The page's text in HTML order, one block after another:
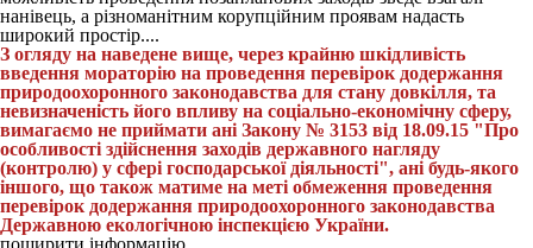
нанівець, а різноманітним корупційним проявам надасть
широкий простір....
З огляду на наведене вище, через крайню шкідливість
введення мораторію на проведення перевірок додержання
природоохоронного законодавства для стану довкілля, та
невизначеність його впливу на соціально-економічну сферу,
вимагаємо не приймати ані Закону № 3153 від 18.09.15 "Про
особливості здійснення заходів державного нагляду
(контролю) у сфері господарської діяльності", ані будь-якого
іншого, що також матиме на меті обмеження проведення
перевірок додержання природоохоронного законодавства
Державною екологічною інспекцією України.
поширити інформацію